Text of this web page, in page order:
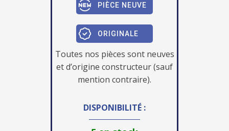
PIÈCE NEUVE
ORIGINALE
Toutes nos pièces sont neuves
et d’origine constructeur (sauf
mention contraire).
DISPONIBILITÉ :